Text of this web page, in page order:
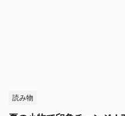
読み物